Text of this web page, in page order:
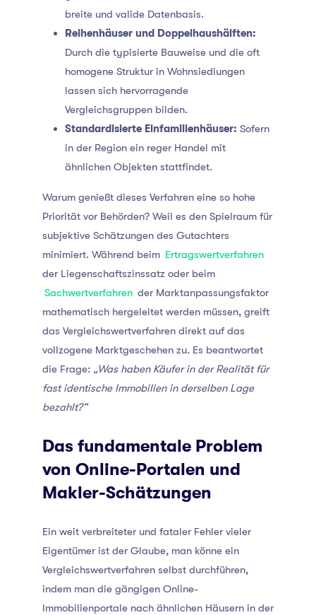
breite und valide Datenbasis.
Reihenhäuser und Doppelhaushälften:
Durch die typisierte Bauweise und die oft
homogene Struktur in Wohnsiedlungen
lassen sich hervorragende
Vergleichsgruppen bilden.
Standardisierte Einfamilienhäuser: Sofern
in der Region ein reger Handel mit
ähnlichen Objekten stattfindet.
Warum genießt dieses Verfahren eine so hohe
Priorität vor Behörden? Weil es den Spielraum für
subjektive Schätzungen des Gutachters
minimiert. Während beim Ertragswertverfahren
der Liegenschaftszinssatz oder beim
Sachwertverfahren der Marktanpassungsfaktor
mathematisch hergeleitet werden müssen, greift
das Vergleichswertverfahren direkt auf das
vollzogene Marktgeschehen zu. Es beantwortet
die Frage: „Was haben Käufer in der Realität für
fast identische Immobilien in derselben Lage
bezahlt?“
Das fundamentale Problem
von Online-Portalen und
Makler-Schätzungen
Ein weit verbreiteter und fataler Fehler vieler
Eigentümer ist der Glaube, man könne ein
Vergleichswertverfahren selbst durchführen,
indem man die gängigen Online-
Immobilienportale nach ähnlichen Häusern in der